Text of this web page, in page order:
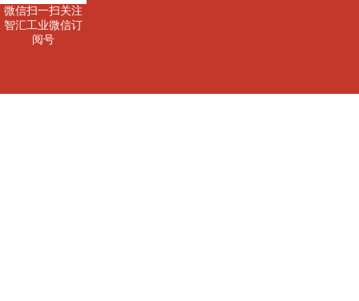
微信扫一扫关注
智汇工业微信订
阅号